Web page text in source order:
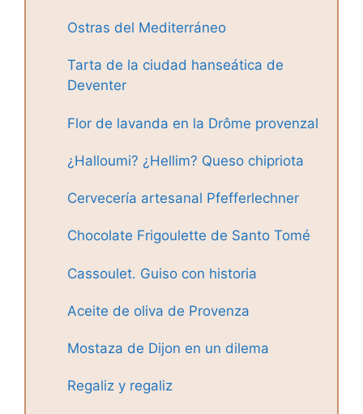
Ostras del Mediterráneo
Tarta de la ciudad hanseática de
Deventer
Flor de lavanda en la Drôme provenzal
¿Halloumi? ¿Hellim? Queso chipriota
Cervecería artesanal Pfefferlechner
Chocolate Frigoulette de Santo Tomé
Cassoulet. Guiso con historia
Aceite de oliva de Provenza
Mostaza de Dijon en un dilema
Regaliz y regaliz